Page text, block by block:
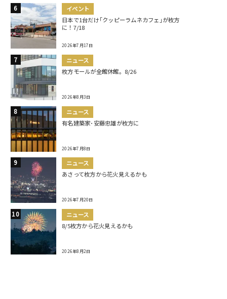
イベント
日本で1台だけ｢クッピーラムネカフェ｣が枚方
に！7/18
2026年7月17日
ニュース
枚方モールが全館休館。8/26
2026年8月3日
ニュース
有名建築家･安藤忠雄が枚方に
2026年7月8日
ニュース
あさって枚方から花火見えるかも
2026年7月20日
ニュース
8/5枚方から花火見えるかも
2026年8月2日